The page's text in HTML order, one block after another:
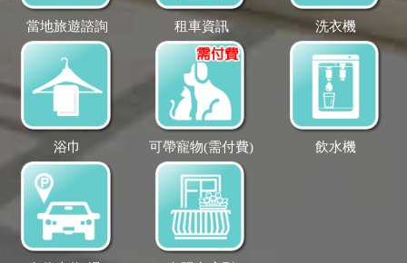
當地旅遊諮詢 租車資訊 洗衣機
浴巾 可帶寵物(需付費) 飲水機